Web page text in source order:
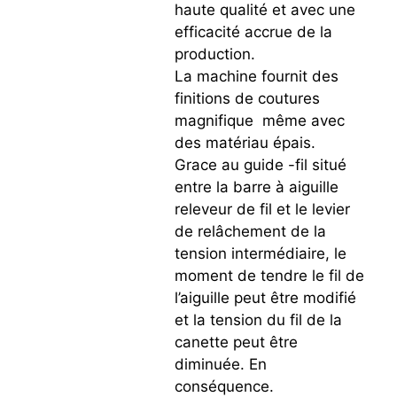
haute qualité et avec une
efficacité accrue de la
production.
La machine fournit des
finitions de coutures
magnifique même avec
des matériau épais.
Grace au guide -fil situé
entre la barre à aiguille
releveur de fil et le levier
de relâchement de la
tension intermédiaire, le
moment de tendre le fil de
l’aiguille peut être modifié
et la tension du fil de la
canette peut être
diminuée. En
conséquence.